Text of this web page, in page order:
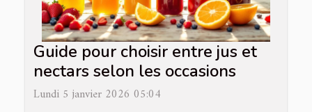
Guide pour choisir entre jus et
nectars selon les occasions
Lundi 5 janvier 2026 05:04